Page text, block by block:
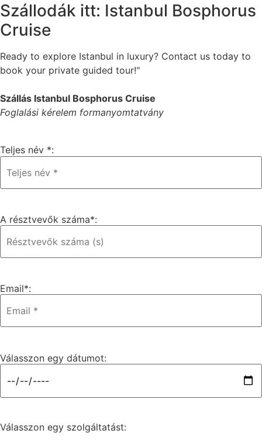
Szállodák itt: Istanbul Bosphorus
Cruise
Ready to explore Istanbul in luxury? Contact us today to
book your private guided tour!"
Szállás Istanbul Bosphorus Cruise
Foglalási kérelem formanyomtatvány
Teljes név *:
A résztvevők száma*:
Email*:
Válasszon egy dátumot:
Válasszon egy szolgáltatást: